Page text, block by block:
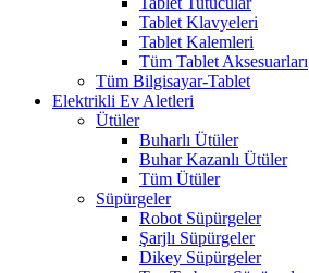
Tablet Klavyeleri
Tablet Kalemleri
Tüm Tablet Aksesuarları
Tüm Bilgisayar-Tablet
Elektrikli Ev Aletleri
Ütüler
Buharlı Ütüler
Buhar Kazanlı Ütüler
Tüm Ütüler
Süpürgeler
Robot Süpürgeler
Şarjlı Süpürgeler
Dikey Süpürgeler